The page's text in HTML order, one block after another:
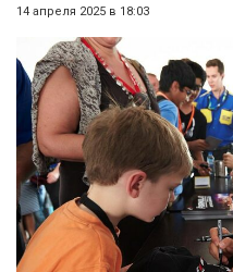
14 апреля 2025 в 18:03